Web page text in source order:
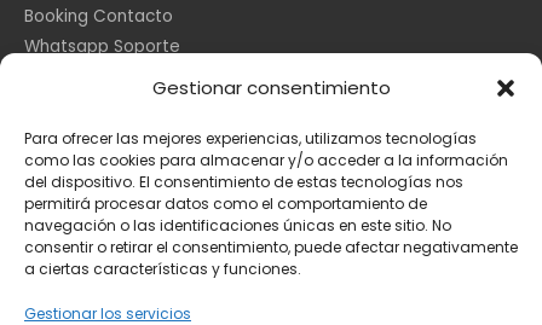
Gestionar consentimiento
Para ofrecer las mejores experiencias, utilizamos tecnologías
como las cookies para almacenar y/o acceder a la información
del dispositivo. El consentimiento de estas tecnologías nos
permitirá procesar datos como el comportamiento de
navegación o las identificaciones únicas en este sitio. No
consentir o retirar el consentimiento, puede afectar negativamente
a ciertas características y funciones.
Gestionar los servicios
Booking Contacto
Whatsapp Soporte
Información Legal
Aviso Legal
Política de Cookies